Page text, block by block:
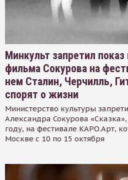
Минкульт запретил
фильма Сокурова на
нем Сталин, Черчилль,
спорят о жизни
Министерство культуры
Александра Сокурова
году, на фестивале КАРО.Арт,
Москве с 10 по 15 октября